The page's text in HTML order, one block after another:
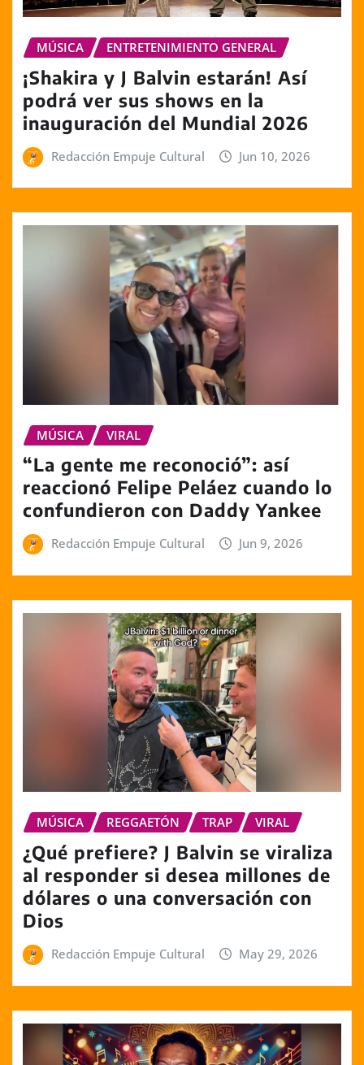
MÚSICA ENTRETENIMIENTO GENERAL
¡Shakira y J Balvin estarán! Así
podrá ver sus shows en la
inauguración del Mundial 2026
Redacción Empuje Cultural Jun 10, 2026
MÚSICA VIRAL
“La gente me reconoció”: así
reaccionó Felipe Peláez cuando lo
confundieron con Daddy Yankee
Redacción Empuje Cultural Jun 9, 2026
MÚSICA REGGAETÓN TRAP VIRAL
¿Qué prefiere? J Balvin se viraliza
al responder si desea millones de
dólares o una conversación con
Dios
Redacción Empuje Cultural May 29, 2026